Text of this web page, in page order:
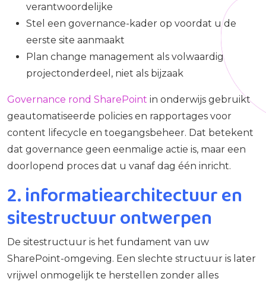
verantwoordelijke
Stel een governance-kader op voordat u de
eerste site aanmaakt
Plan change management als volwaardig
projectonderdeel, niet als bijzaak
Governance rond SharePoint in onderwijs gebruikt
geautomatiseerde policies en rapportages voor
content lifecycle en toegangsbeheer. Dat betekent
dat governance geen eenmalige actie is, maar een
doorlopend proces dat u vanaf dag één inricht.
2. informatiearchitectuur en
sitestructuur ontwerpen
De sitestructuur is het fundament van uw
SharePoint-omgeving. Een slechte structuur is later
vrijwel onmogelijk te herstellen zonder alles